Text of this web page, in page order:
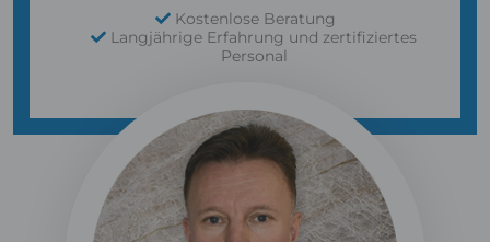
Kostenlose Beratung
Langjährige Erfahrung und zertifiziertes
Personal